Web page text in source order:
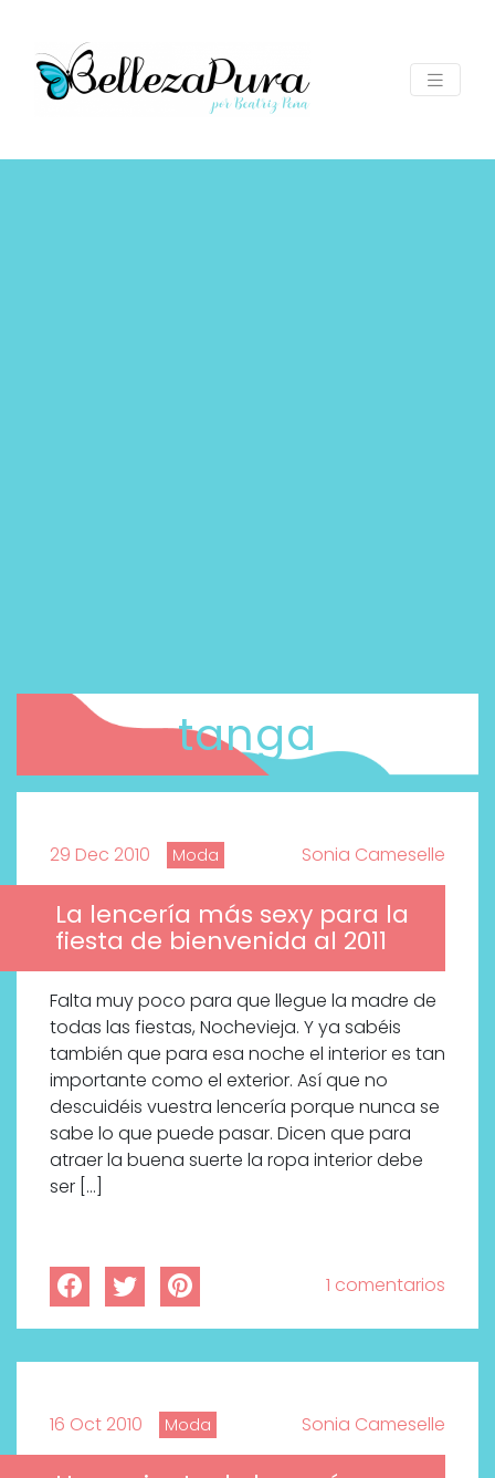
tanga
29 Dec 2010 Moda Sonia Cameselle
La lencería más sexy para la
fiesta de bienvenida al 2011
Falta muy poco para que llegue la madre de
todas las fiestas, Nochevieja. Y ya sabéis
también que para esa noche el interior es tan
importante como el exterior. Así que no
descuidéis vuestra lencería porque nunca se
sabe lo que puede pasar. Dicen que para
atraer la buena suerte la ropa interior debe
ser […]
1 comentarios
16 Oct 2010 Moda Sonia Cameselle